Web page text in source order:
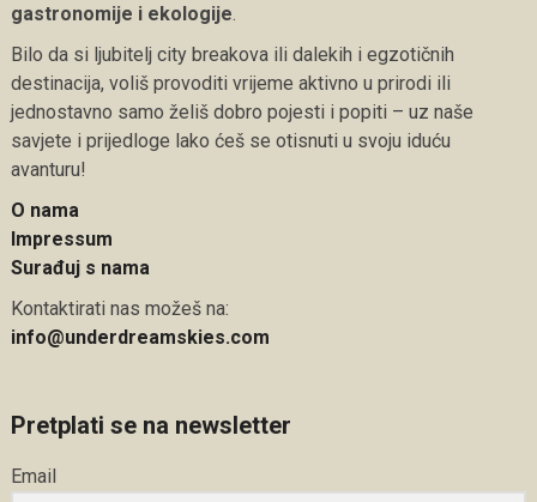
gastronomije i ekologije.
Bilo da si ljubitelj city breakova ili dalekih i egzotičnih
destinacija, voliš provoditi vrijeme aktivno u prirodi ili
jednostavno samo želiš dobro pojesti i popiti – uz naše
savjete i prijedloge lako ćeš se otisnuti u svoju iduću
avanturu!
O nama
Impressum
Surađuj s nama
Kontaktirati nas možeš na:
info@underdreamskies.com
Pretplati se na newsletter
Email